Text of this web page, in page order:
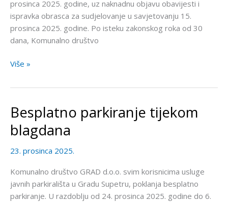
prosinca 2025. godine, uz naknadnu objavu obavijesti i
ispravka obrasca za sudjelovanje u savjetovanju 15.
prosinca 2025. godine. Po isteku zakonskog roka od 30
dana, Komunalno društvo
Više »
Besplatno parkiranje tijekom
blagdana
23. prosinca 2025.
Komunalno društvo GRAD d.o.o. svim korisnicima usluge
javnih parkirališta u Gradu Supetru, poklanja besplatno
parkiranje. U razdoblju od 24. prosinca 2025. godine do 6.
Besplatno
parkiranje
tijekom